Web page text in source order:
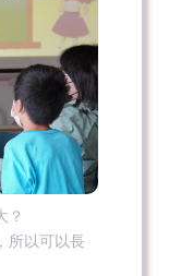
？
所以可以長